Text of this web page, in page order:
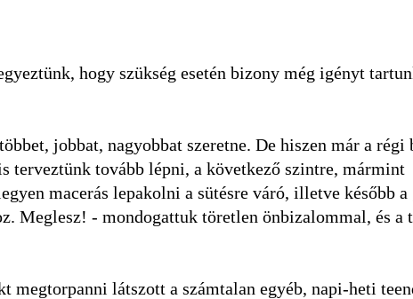
hogy szükség esetén bizony még igényt
jobbat, nagyobbat szeretne. De hiszen már a régi
tovább lépni, a következő szintre, mármint
macerás lepakolni a sütésre váró, illetve később
Meglesz! - mondogattuk töretlen önbizalommal, és a
megtorpanni látszott a számtalan egyéb, napi-heti